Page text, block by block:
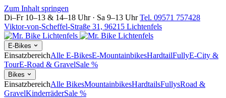
Zum Inhalt springen
Di–Fr 10–13 & 14–18 Uhr · Sa 9–13 Uhr Tel. 09571 757428
Viktor-von-Scheffel-Straße 31, 96215 Lichtenfels
E-Bikes
EinsatzbereichAlle E-BikesE-MountainbikesHardtailFullyE-City &
TourE-Road & GravelSale %
Bikes
EinsatzbereichAlle BikesMountainbikesHardtailsFullysRoad &
GravelKinderräderSale %